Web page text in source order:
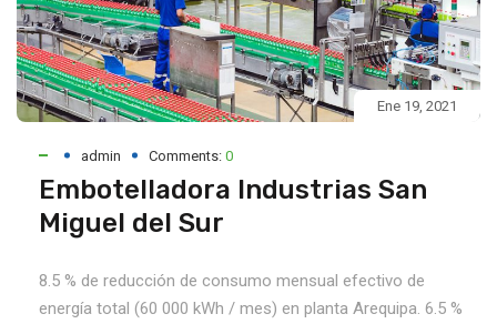
Ene 19, 2021
admin Comments: 0
Embotelladora Industrias San
Miguel del Sur
8.5 % de reducción de consumo mensual efectivo de
energía total (60 000 kWh / mes) en planta Arequipa. 6.5 %